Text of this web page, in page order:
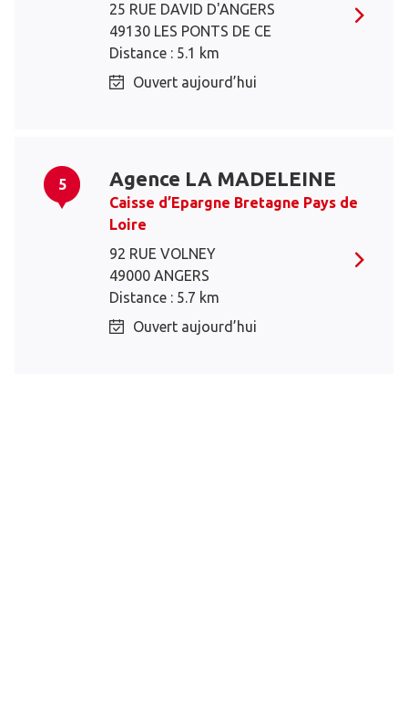
25 RUE DAVID D'ANGERS
49130 LES PONTS DE CE
Distance : 5.1 km
Ouvert aujourd’hui
5 Agence LA MADELEINE
Caisse d’Epargne Bretagne Pays de
Loire
92 RUE VOLNEY
49000 ANGERS
Distance : 5.7 km
Ouvert aujourd’hui